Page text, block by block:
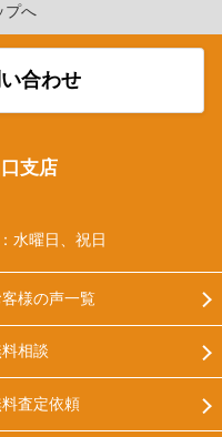
プへ
合わせ
支店
水曜日、祝日
客様の声一覧
相談
査定依頼